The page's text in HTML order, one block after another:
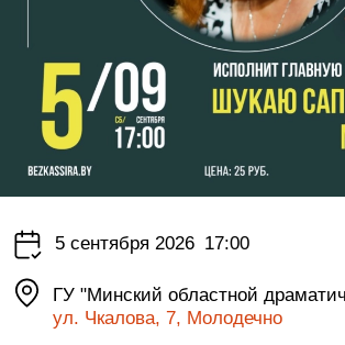
5 сентября 2026 17:00
ГУ "Минский областной
ул. Чкалова, 7, Молодечно